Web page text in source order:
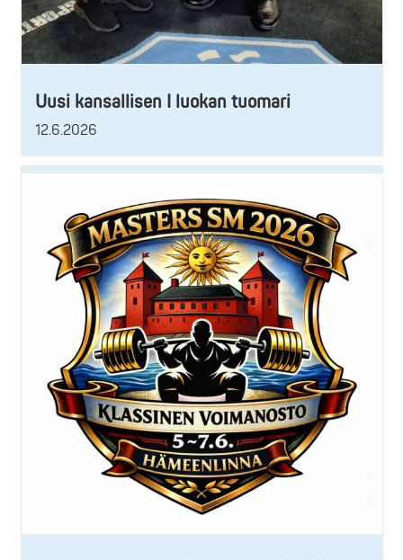
Uusi kansallisen I luokan tuomari
12.6.2026